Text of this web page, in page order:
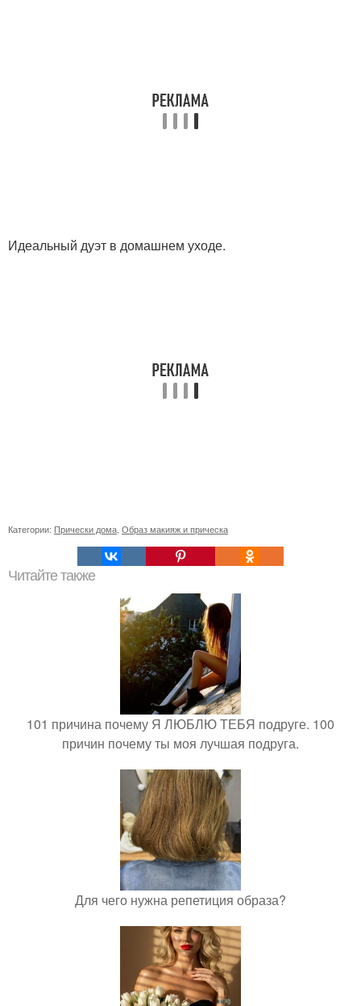
Идеальный дуэт в домашнем уходе.
Категории: Прически дома Образ макияж и прическа
Читайте также
101 причина почему Я ЛЮБЛЮ ТЕБЯ подруге. 100
причин почему ты моя лучшая подруга.
Для чего нужна репетиция образа?